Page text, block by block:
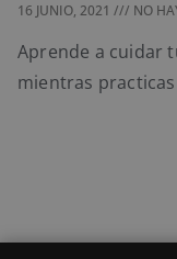
16 JUNIO, 2021 NO
Aprende a cuidar
mientras